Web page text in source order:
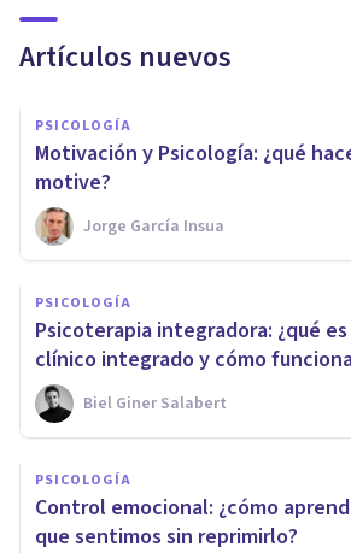
Artículos nuevos
PSICOLOGÍA
Motivación y Psicología: ¿qué
motive?
Jorge García Insua
PSICOLOGÍA
Psicoterapia integradora: ¿qué
clínico integrado y cómo
Biel Giner Salabert
PSICOLOGÍA
Control emocional: ¿cómo
que sentimos sin reprimirlo?